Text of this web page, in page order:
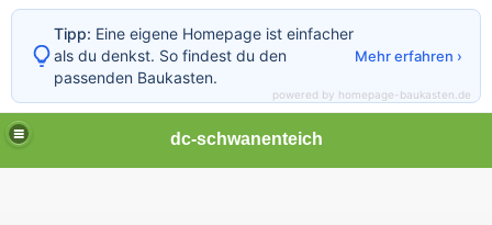
dc-schwanenteich
Tipp: Eine eigene Homepage ist einfacher
als du denkst. So findest du den
passenden Baukasten.
Mehr erfahren ›
powered by homepage-baukasten.de